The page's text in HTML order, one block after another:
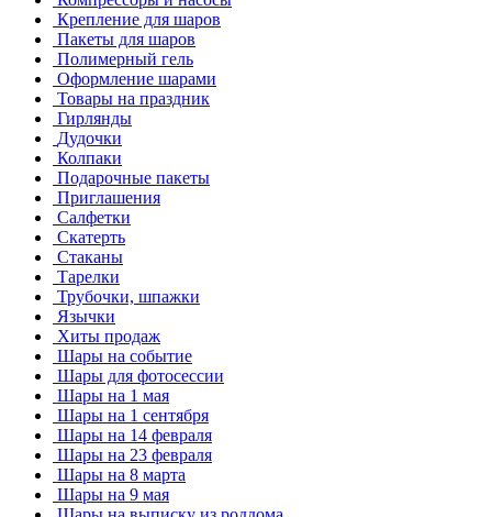
Крепление для шаров
Пакеты для шаров
Полимерный гель
Оформление шарами
Товары на праздник
Гирлянды
Дудочки
Колпаки
Подарочные пакеты
Приглашения
Салфетки
Скатерть
Стаканы
Тарелки
Трубочки, шпажки
Язычки
Хиты продаж
Шары на событие
Шары для фотосессии
Шары на 1 мая
Шары на 1 сентября
Шары на 14 февраля
Шары на 23 февраля
Шары на 8 марта
Шары на 9 мая